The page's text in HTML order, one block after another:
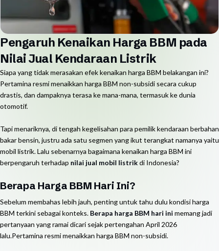
Pengaruh Kenaikan Harga BBM pada
Nilai Jual Kendaraan Listrik
Siapa yang tidak merasakan efek kenaikan harga BBM belakangan ini?
Pertamina resmi menaikkan harga BBM non-subsidi secara cukup
drastis, dan dampaknya terasa ke mana-mana, termasuk ke dunia
otomotif.
Tapi menariknya, di tengah kegelisahan para pemilik kendaraan berbahan
bakar bensin, justru ada satu segmen yang ikut terangkat namanya yaitu
mobil listrik. Lalu sebenarnya bagaimana kenaikan harga BBM ini
berpengaruh terhadap nilai jual mobil listrikdi Indonesia?
Berapa Harga BBM Hari Ini?
Sebelum membahas lebih jauh, penting untuk tahu dulu kondisi harga
BBM terkini sebagai konteks. Berapa harga BBM hari ini memang jadi
pertanyaan yang ramai dicari sejak pertengahan April 2026
lalu.Pertamina resmi menaikkan harga BBM non-subsidi.